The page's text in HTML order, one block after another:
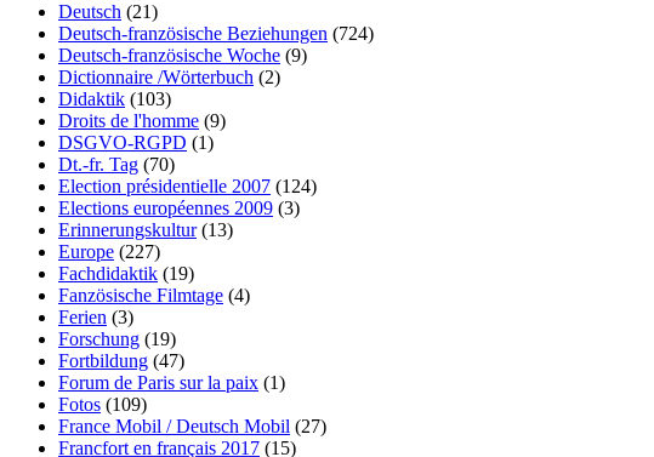
Deutsch (21)
Deutsch-französische Beziehungen (724)
Deutsch-französische Woche (9)
Dictionnaire /Wörterbuch (2)
Didaktik (103)
Droits de l'homme (9)
DSGVO-RGPD (1)
Dt.-fr. Tag (70)
Election présidentielle 2007 (124)
Elections européennes 2009 (3)
Erinnerungskultur(13)
Europe (227)
Fachdidaktik (19)
Fanzösische Filmtage (4)
Ferien (3)
Forschung (19)
Fortbildung (47)
Forum de Paris sur la paix (1)
Fotos (109)
France Mobil / Deutsch Mobil (27)
Francfort en français 2017 (15)